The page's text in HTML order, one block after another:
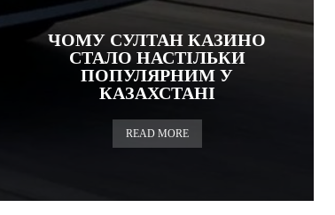
ЧОМУ СУЛТАН КАЗИНО
СТАЛО НАСТІЛЬКИ
ПОПУЛЯРНИМ У
КАЗАХСТАНІ
READ MORE